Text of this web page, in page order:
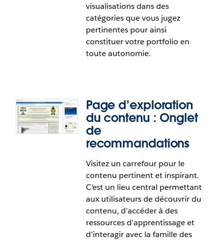
Faites des expériences en utilisant en toute
sécurité des visualisations créées par des
partenaires afin d’améliorer votre mise en récit de
données. Les extensions de visualisation
considérées comme fiables dans Tableau Exchange
Cette fonctionnalité répond en tout ou en partie
à la demande suivante sur la plateforme
IdeaExchange de Salesforce :
visualisation dans Tableau Public.
visualisations dans des
catégories que vous jugez
pertinentes pour ainsi
constituer votre portfolio en
toute autonomie.
Décidez comment les visualisations s’affichent
dans votre profil. Regroupez les visualisations dans
des catégories que vous jugez pertinentes pour
ainsi constituer votre portfolio en toute
Page d’exploration
du contenu : Onglet
de
recommandations
Visitez un carrefour pour le
contenu pertinent et inspirant.
C’est un lieu central permettant
aux utilisateurs de découvrir du
contenu, d’accéder à des
ressources d’apprentissage et
d’interagir avec la famille des